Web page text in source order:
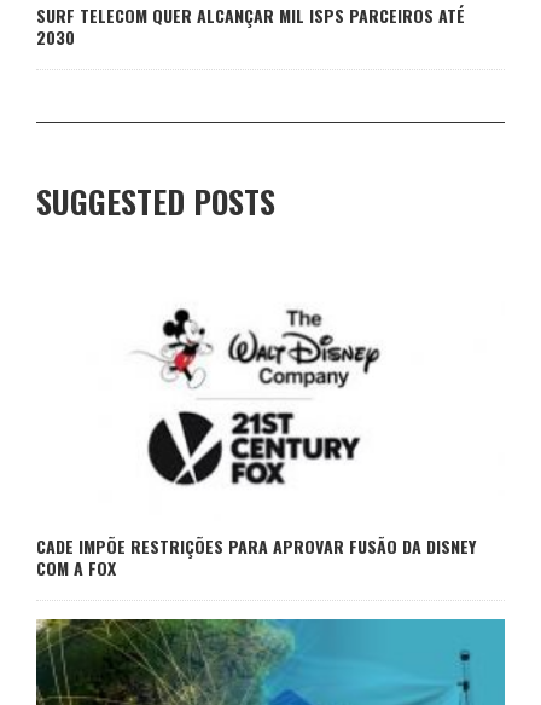
SURF TELECOM QUER ALCANÇAR MIL ISPS PARCEIROS ATÉ
2030
SUGGESTED POSTS
CADE IMPÕE RESTRIÇÕES PARA APROVAR FUSÃO DA DISNEY
COM A FOX